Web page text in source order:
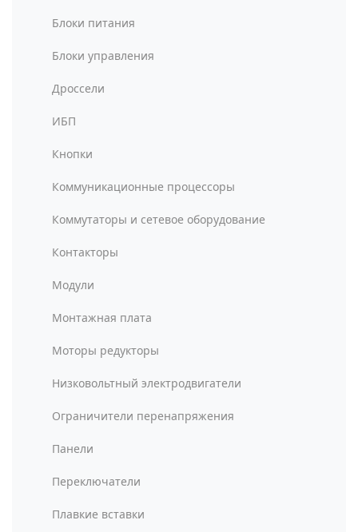
Блоки питания
Блоки управления
Дроссели
ИБП
Кнопки
Коммуникационные процессоры
Коммутаторы и сетевое оборудование
Контакторы
Модули
Монтажная плата
Моторы редукторы
Низковольтный электродвигатели
Ограничители перенапряжения
Панели
Переключатели
Плавкие вставки